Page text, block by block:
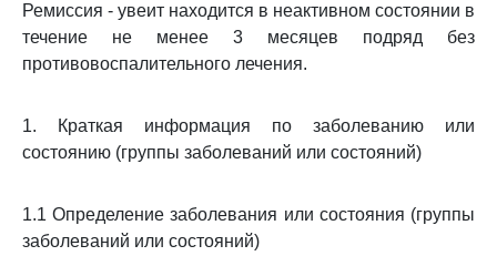
Ремиссия - увеит находится в неактивном состоянии в
течение не менее 3 месяцев подряд без
противовоспалительного лечения.
1. Краткая информация по заболеванию или
состоянию (группы заболеваний или состояний)
1.1 Определение заболевания или состояния (группы
заболеваний или состояний)